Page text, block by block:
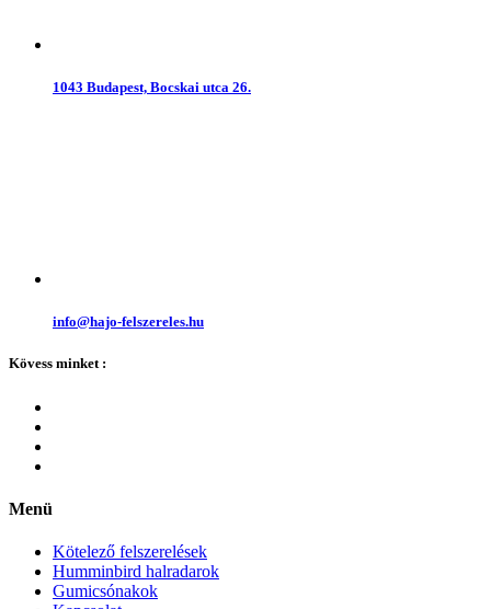
1043 Budapest, Bocskai utca 26.
info@hajo-felszereles.hu
Kövess minket :
Menü
Kötelező felszerelések
Humminbird halradarok
Gumicsónakok